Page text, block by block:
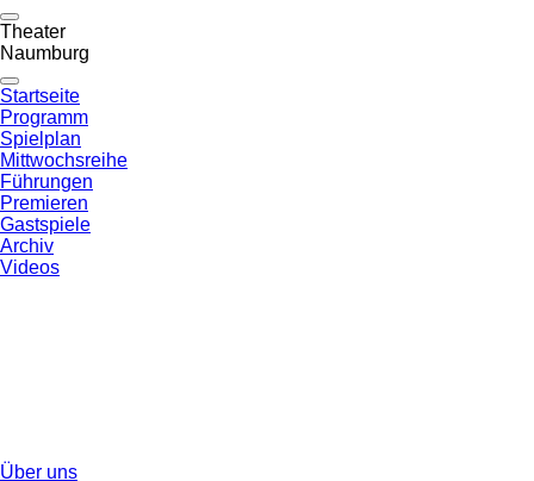
Theater
Naumburg
Startseite
Programm
Spielplan
Mittwochsreihe
Führungen
Premieren
Gastspiele
Archiv
Videos
Über uns